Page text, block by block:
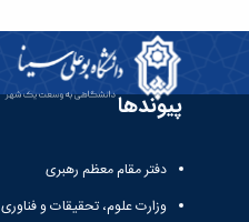
پیوندها
دفتر مقام معظم رهبری
وزارت علوم، تحقیقات و فناوری